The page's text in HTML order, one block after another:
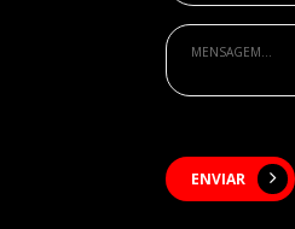
ENVIAR